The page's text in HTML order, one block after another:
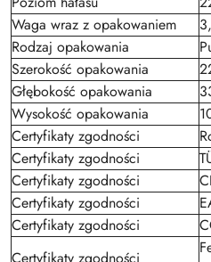
Waga wraz z opakowaniem
Rodzaj opakowania
Szerokość opakowania
Głębokość opakowania
Wysokość opakowania
Certyfikaty zgodności
Certyfikaty zgodności
Certyfikaty zgodności
Certyfikaty zgodności
Certyfikaty zgodności